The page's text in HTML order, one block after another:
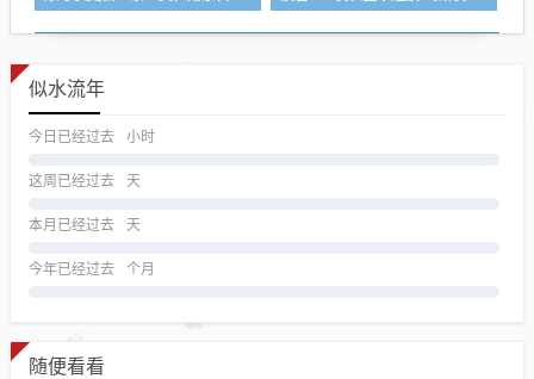
似水流年
今日已经过去 小时
这周已经过去 天
本月已经过去 天
今年已经过去 个月
随便看看